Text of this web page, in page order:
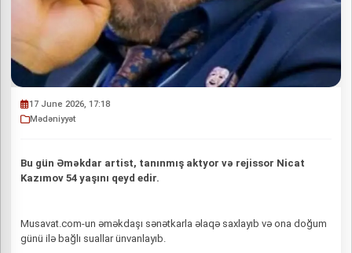
17 June 2026, 17:18
Mədəniyyət
Bu gün Əməkdar artist, tanınmış aktyor və rejissor Nicat
Kazımov 54 yaşını qeyd edir.
Musavat.com-un əməkdaşı sənətkarla əlaqə saxlayıb və ona doğum
günü ilə bağlı suallar ünvanlayıb.